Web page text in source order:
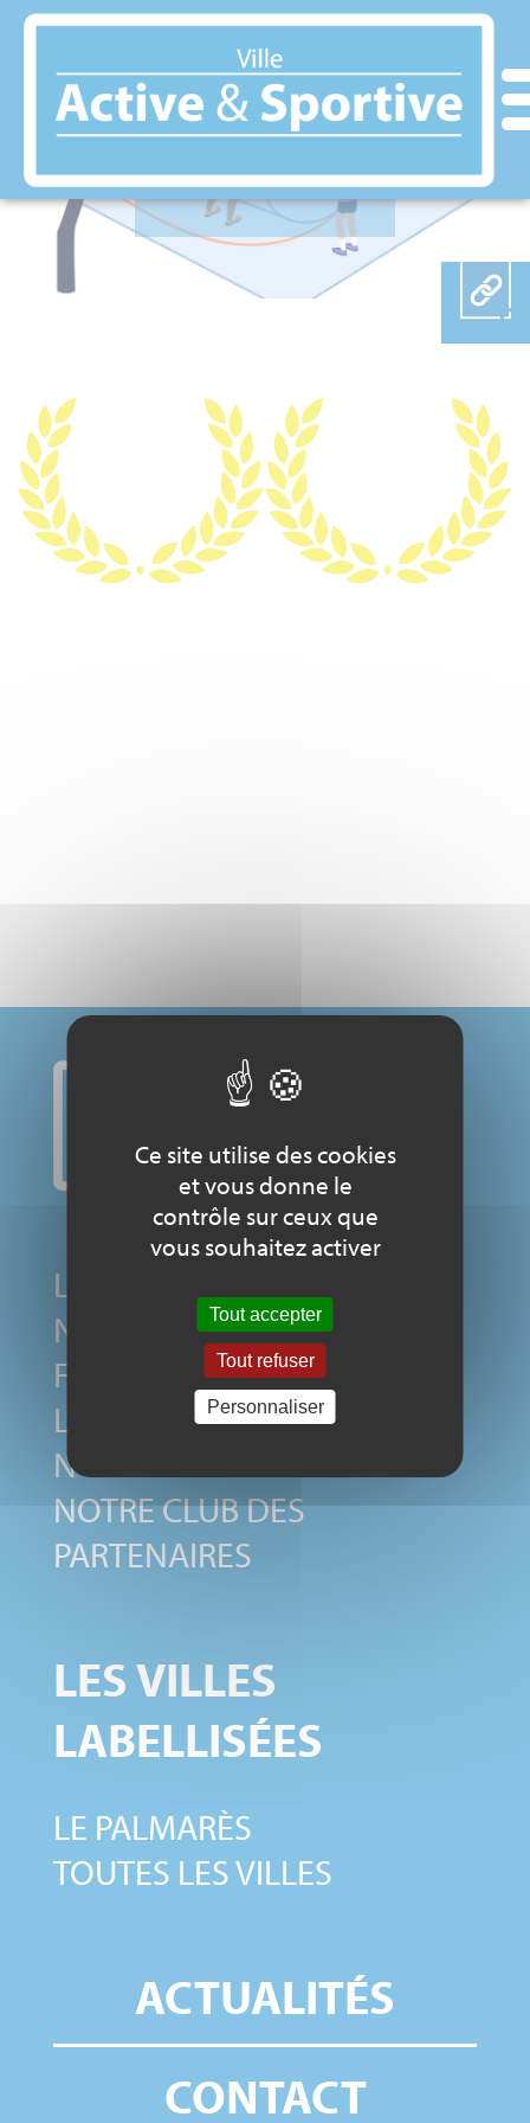
DEAUVILLE
LE COMITÉ NATIONAL
NOS MEMBRES
FONDATEURS
LE LABEL
NOS SOUTIENS
NOTRE CLUB DES
PARTENAIRES
LES VILLES
LABELLISÉES
LE PALMARÈS
TOUTES LES VILLES
ACTUALITÉS
CONTACT
Panneau de gestion des cookies
Ce site utilise des cookies
et vous donne le
contrôle sur ceux que
vous souhaitez activer
Tout accepter
Tout refuser
Personnaliser